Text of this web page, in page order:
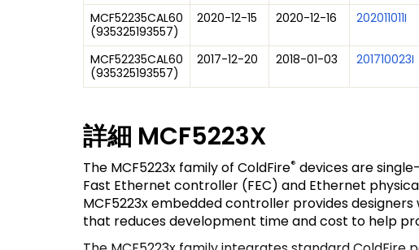
MCF52235CAL60
(935325193557)
2020-12-15 2020-12-16 202011011I
MCF52235CAL60
(935325193557)
2017-12-20 2018-01-03 201710023I
詳細 MCF5223X
The MCF5223x family of ColdFire® devices are
Fast Ethernet controller (FEC) and Ethernet
MCF5223x embedded controller provides
that reduces development time and cost to help